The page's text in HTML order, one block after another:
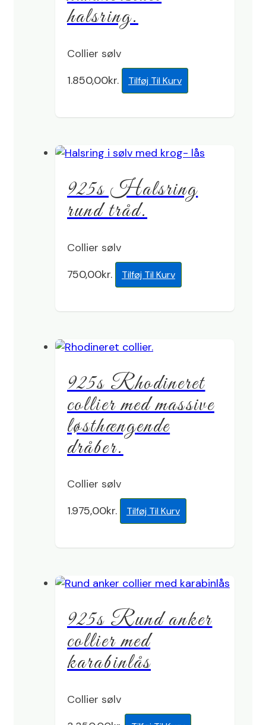
halsring.
Collier sølv
1.850,00kr. Tilføj Til Kurv
925s Halsring
rund tråd.
Collier sølv
750,00kr. Tilføj Til Kurv
925s Rhodineret
collier med massive
løsthængende
dråber.
Collier sølv
1.975,00kr. Tilføj Til Kurv
925s Rund anker
collier med
karabinlås
Collier sølv